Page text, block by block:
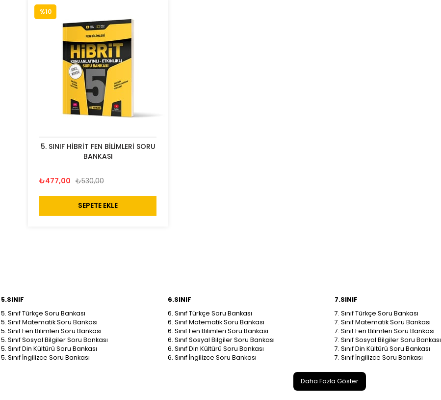
5. SINIF HİBRİT FEN BİLİMLERİ SORU
BANKASI
₺477,00 ₺530,00
SEPETE EKLE
%10
5.SINIF
5. Sınıf Türkçe Soru Bankası
5. Sınıf Matematik Soru Bankası
5. Sınıf Fen Bilimleri Soru Bankası
5. Sınıf Sosyal Bilgiler Soru Bankası
5. Sınıf Din Kültürü Soru Bankası
5. Sınıf İngilizce Soru Bankası
6.SINIF
6. Sınıf Türkçe Soru Bankası
6. Sınıf Matematik Soru Bankası
6. Sınıf Fen Bilimleri Soru Bankası
6. Sınıf Sosyal Bilgiler Soru Bankası
6. Sınıf Din Kültürü Soru Bankası
6. Sınıf İngilizce Soru Bankası
7.SINIF
7. Sınıf Türkçe Soru Bankası
7. Sınıf Matematik Soru Bankası
7. Sınıf Fen Bilimleri Soru Bankası
7. Sınıf Sosyal Bilgiler Soru Bankası
7. Sınıf Din Kültürü Soru Bankası
7. Sınıf İngilizce Soru Bankası
Daha Fazla Göster